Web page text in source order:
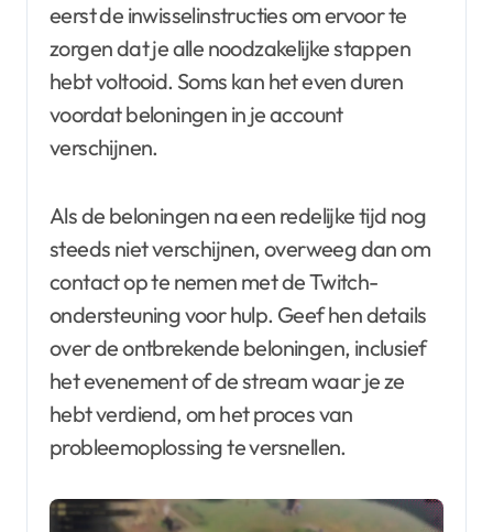
eerst de inwisselinstructies om ervoor te
zorgen dat je alle noodzakelijke stappen
hebt voltooid. Soms kan het even duren
voordat beloningen in je account
verschijnen.
Als de beloningen na een redelijke tijd nog
steeds niet verschijnen, overweeg dan om
contact op te nemen met de Twitch-
ondersteuning voor hulp. Geef hen details
over de ontbrekende beloningen, inclusief
het evenement of de stream waar je ze
hebt verdiend, om het proces van
probleemoplossing te versnellen.